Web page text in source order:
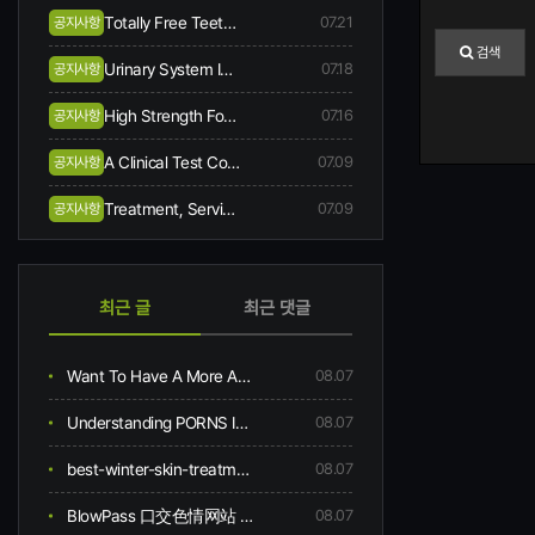
검색
공지사항 Totally Free Teeth Bleaching When You Begin Same-day Treatment 07.21
공지사항 Urinary System Incontinence Symptoms And Causes 07.18
공지사항 High Strength Focussed Ultrasound Hifu 07.16
공지사항 A Clinical Test Comes Along In Skin Collagen, Hydration, Flexibility, Creases, Scalp, And Hair Problem Following 12-week Oral Consumption Of A Supplement Having Hydrolysed Collagen 07.09
공지사항 Treatment, Service, And Area 07.09
최근 글 최근 댓글
Want To Have A More Appealing Kasyno Bonus Bez Depozytu? Read This! 08.07
Understanding PORNS ITES 08.07
best-winter-skin-treatments 08.07
BlowPass 口交色情网站 Blowpass com 08.07